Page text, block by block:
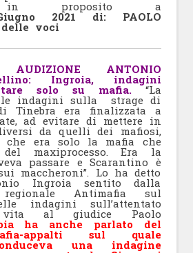
in proposito a
2021 di: PAOLO
voci
AUDIZIONE ANTONIO
Ingroia, indagini
solo su mafia. “La
indagini sulla strage di
Tinebra era finalizzata a
ad evitare di mettere in
da quelli dei mafiosi,
era solo la mafia che
maxiprocesso. Era la
passare e Scarantino è
maccheroni”. Lo ha detto
Ingroia sentito dalla
regionale Antimafia sul
indagini sull’attentato
al giudice Paolo
ha anche parlato del
appalti sul quale
una indagine